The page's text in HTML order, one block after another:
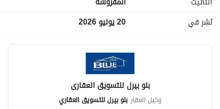
شاور كابين ،ضرف سلك جاهزة
المعاينة متاحة يوجد فيديو حديث
شركة بلوبيرل للتسويق العقاري
عرض معلومات الاتصال
نُشِر في
20 يوليو 2026
بلو بيرل للتسويق العقارى
وكيل العقار:بلو بيرل للتسويق العقاري